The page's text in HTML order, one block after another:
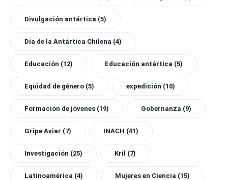
Divulgación antártica (5)
Día de la Antártica Chilena (4)
Educación (12) Educación antártica (5)
Equidad de género (5) expedición (10)
Formación de jóvenes (19) Gobernanza (9)
Gripe Aviar (7) INACH (41)
Investigación (25) Kril (7)
Latinoamérica (4) Mujeres en Ciencia (15)